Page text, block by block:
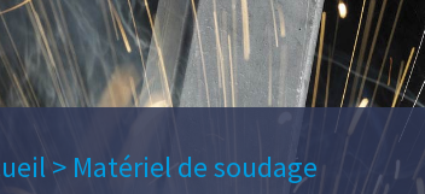
> Matériel de soudage